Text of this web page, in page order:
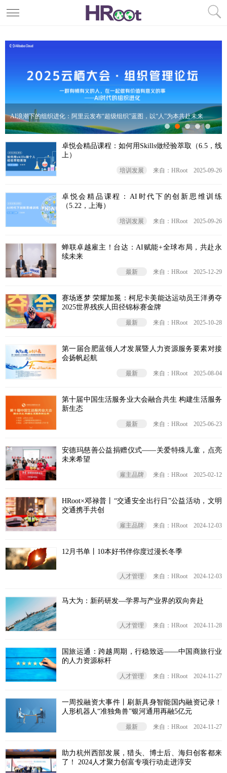
AI浪潮下的组织进化：阿里云发布“超级组织”蓝图，以“人”为本共赴未来
卓悦会精品课程：如何用Skills做经验萃取（6.5，线
上）
培训发展 来自：HRoot 2025-09-26
卓悦会精品课程：AI时代下的创新思维训练
（5.22，上海）
培训发展 来自：HRoot 2025-09-26
蝉联卓越雇主！台达：AI赋能+全球布局，共赴永
续未来
最新 来自：HRoot 2025-12-29
赛场逐梦 荣耀加冕：柯尼卡美能达运动员王洋勇夺
2025世界残疾人田径锦标赛金牌
最新 来自：HRoot 2025-10-28
第一届合肥蓝领人才发展暨人力资源服务要素对接
会扬帆起航
最新 来自：HRoot 2025-08-04
第十届中国生活服务业大会融合共生 构建生活服务
新生态
最新 来自：HRoot 2025-06-23
安德玛慈善公益捐赠仪式——关爱特殊儿童，点亮
未来希望
雇主品牌 来自：HRoot 2025-02-12
HRoot×邓禄普丨“交通安全出行日”公益活动，文明
交通携手共创
雇主品牌 来自：HRoot 2024-12-03
12月书单丨10本好书伴你度过漫长冬季
人才管理 来自：HRoot 2024-12-03
马大为：新药研发—学界与产业界的双向奔赴
人才管理 来自：HRoot 2024-11-28
国旅运通：跨越周期，行稳致远——中国商旅行业
的人力资源标杆
人才管理 来自：HRoot 2024-11-27
一周投融资大事件丨刷新具身智能国内融资记录！
人形机器人“准独角兽”银河通用再融5亿元
最新 来自：HRoot 2024-11-27
助力杭州西部发展，猎头、博士后、海归创客都来
了！ 2024人才聚力创富专项行动走进淳安